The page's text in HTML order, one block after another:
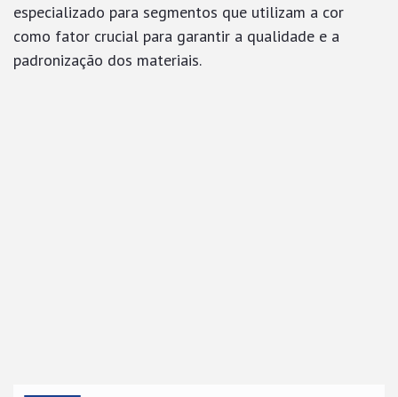
especializado para segmentos que utilizam a cor
como fator crucial para garantir a qualidade e a
padronização dos materiais.